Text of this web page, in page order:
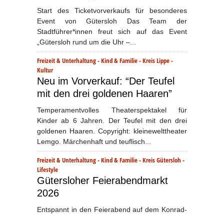
Start des Ticketvorverkaufs für besonderes
Event von Gütersloh Das Team der
Stadtführer*innen freut sich auf das Event
„Gütersloh rund um die Uhr –...
Freizeit & Unterhaltung-Kind & Familie-Kreis Lippe-
Kultur
Neu im Vorverkauf: “Der Teufel
mit den drei goldenen Haaren”
Temperamentvolles Theaterspektakel für
Kinder ab 6 Jahren. Der Teufel mit den drei
goldenen Haaren. Copyright: kleinewelttheater
Lemgo. Märchenhaft und teuflisch...
Freizeit & Unterhaltung-Kind & Familie-Kreis Gütersloh -
Lifestyle
Gütersloher Feierabendmarkt
2026
Entspannt in den Feierabend auf dem Konrad-